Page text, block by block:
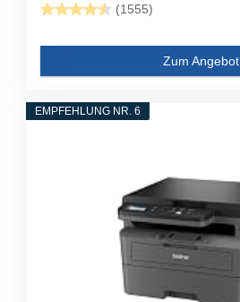
(1555)
Zum Angebot
EMPFEHLUNG NR. 6